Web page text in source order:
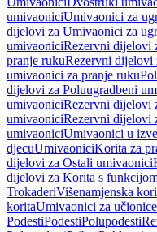
umivaoniciUmivaonici za
dijelovi za Umivaonici za
umivaoniciRezervni dijelovi
pranje rukuRezervni dijelovi
umivaonici za pranje ruku
dijelovi za Poluugradbeni
umivaoniciRezervni dijelovi
umivaoniciRezervni dijelovi
umivaoniciUmivaonici u
djecuUmivaoniciKorita za
dijelovi za Ostali umivaonici
dijelovi za Korita s
TrokaderiVišenamjenska
koritaUmivaonici za učionice
PodestiPodestiPolupodesti